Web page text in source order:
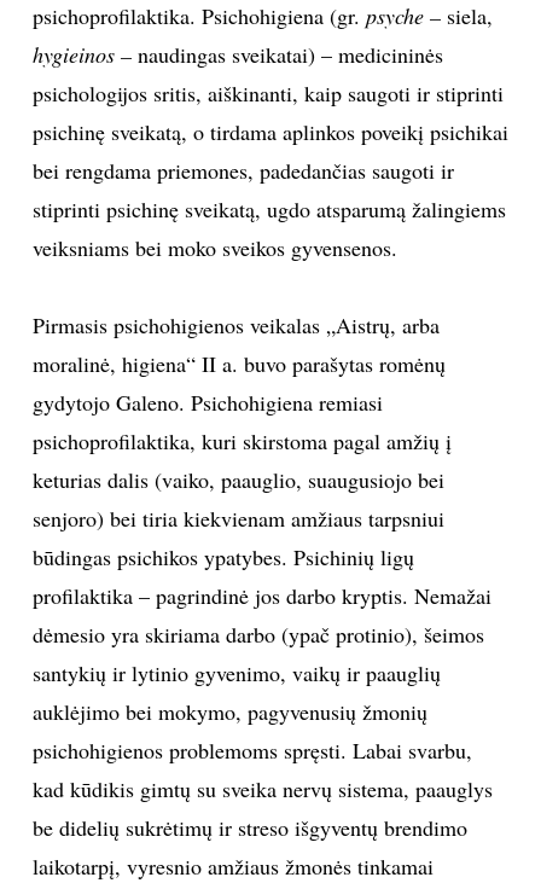
psichoprofilaktika. Psichohigiena (gr. psyche – siela,
hygieinos – naudingas sveikatai) – medicininės
psichologijos sritis, aiškinanti, kaip saugoti ir stiprinti
psichinę sveikatą, o tirdama aplinkos poveikį psichikai
bei rengdama priemones, padedančias saugoti ir
stiprinti psichinę sveikatą, ugdo atsparumą žalingiems
veiksniams bei moko sveikos gyvensenos.
Pirmasis psichohigienos veikalas „Aistrų, arba
moralinė, higiena“ II a. buvo parašytas romėnų
gydytojo Galeno. Psichohigiena remiasi
psichoprofilaktika, kuri skirstoma pagal amžių į
keturias dalis (vaiko, paauglio, suaugusiojo bei
senjoro) bei tiria kiekvienam amžiaus tarpsniui
būdingas psichikos ypatybes. Psichinių ligų
profilaktika – pagrindinė jos darbo kryptis. Nemažai
dėmesio yra skiriama darbo (ypač protinio), šeimos
santykių ir lytinio gyvenimo, vaikų ir paauglių
auklėjimo bei mokymo, pagyvenusių žmonių
psichohigienos problemoms spręsti. Labai svarbu,
kad kūdikis gimtų su sveika nervų sistema, paauglys
be didelių sukrėtimų ir streso išgyventų brendimo
laikotarpį, vyresnio amžiaus žmonės tinkamai